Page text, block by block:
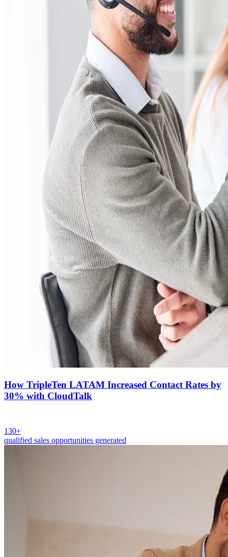
How TripleTen LATAM Increased Contact Rates by
30% with CloudTalk
130+
qualified sales opportunities generated